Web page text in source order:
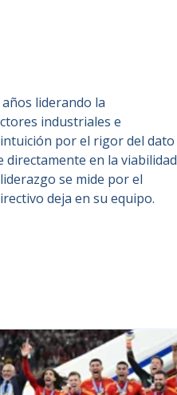
años liderando la
industriales e
por el rigor del dato
en la viabilidad
se mide por el
deja en su equipo.